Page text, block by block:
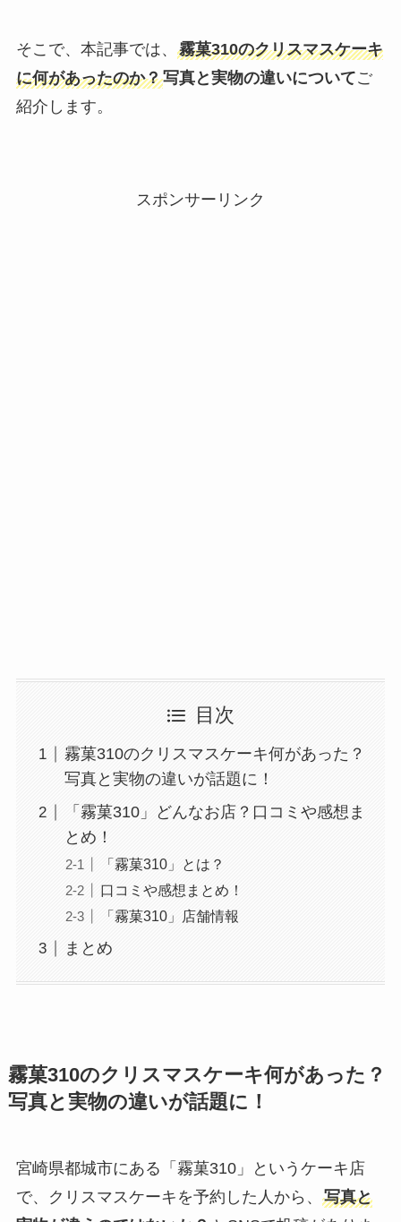
そこで、本記事では、 霧菓310のクリスマスケーキ
に何があったのか？写真と実物の違いについてご
紹介します。
スポンサーリンク
目次
霧菓310のクリスマスケーキ何があった？
写真と実物の違いが話題に！
「霧菓310」どんなお店？口コミや感想ま
とめ！
「霧菓310」とは？
口コミや感想まとめ！
「霧菓310」店舗情報
まとめ
霧菓310のクリスマスケーキ何があった？
写真と実物の違いが話題に！
宮崎県都城市にある「霧菓310」というケーキ店
で、クリスマスケーキを予約した人から、 写真と